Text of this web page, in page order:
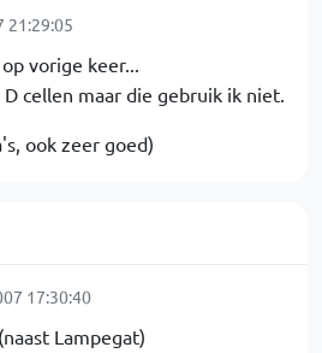
21:29:05
vorige keer...
cellen maar die gebruik ik niet.
ook zeer goed)
17:30:40
Lampegat)